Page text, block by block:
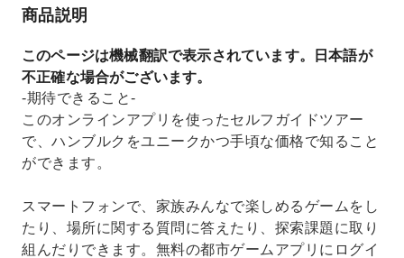
商品説明
このページは機械翻訳で表示されています。日本語が
不正確な場合がございます。
-期待できること-
このオンラインアプリを使ったセルフガイドツアー
で、ハンブルクをユニークかつ手頃な価格で知ること
ができます。
スマートフォンで、家族みんなで楽しめるゲームをし
たり、場所に関する質問に答えたり、探索課題に取り
組んだりできます。無料の都市ゲームアプリにログイ